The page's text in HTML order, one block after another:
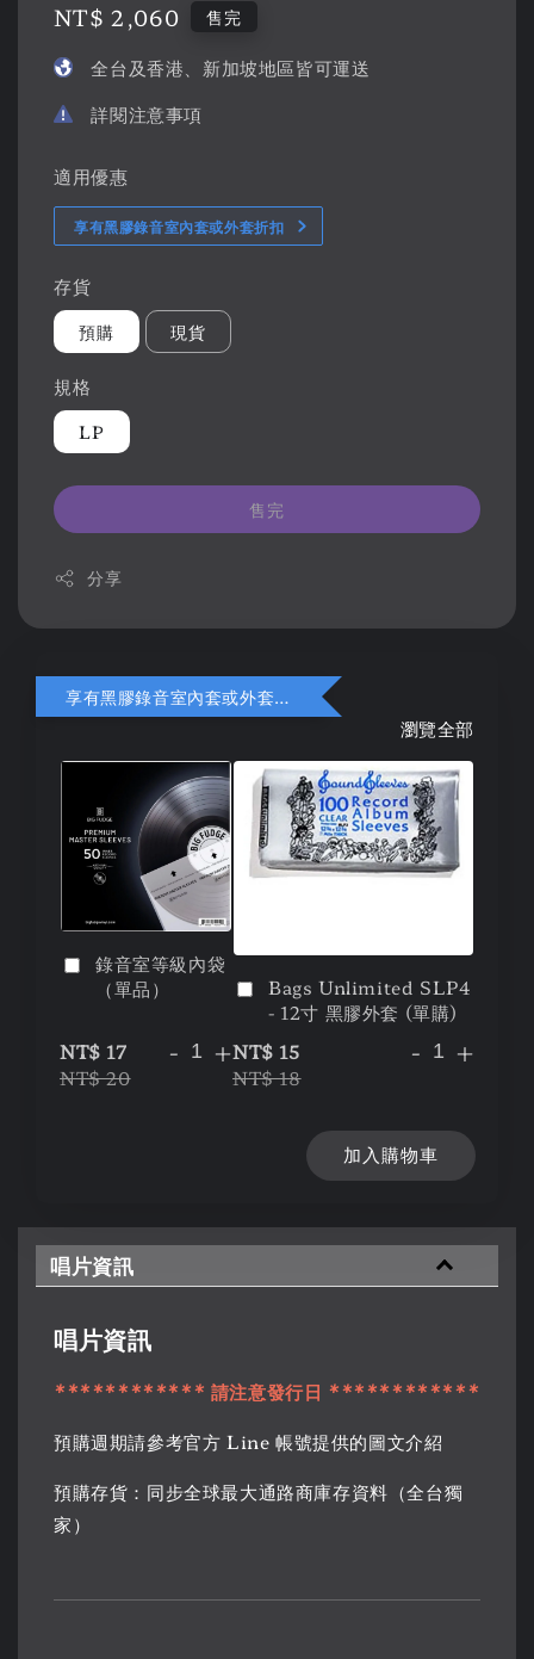
Regular
NT$ 2,060 售完
全台及香港、新加坡地區皆可運送
詳閱注意事項
適用優惠
享有黑膠錄音室內套或外套折扣
存貨
預購 現貨
規格
LP
售完
分享
享有黑膠錄音室內套或外套折扣
瀏覽全部
錄音室等級內袋
（單品）
NT$ 17
NT$ 20
- +
Bags Unlimited SLP4
- 12寸 黑膠外套 (單購)
NT$ 15
NT$ 18
- +
加入購物車
唱片資訊
唱片資訊
************ 請注意發行日 ************
預購週期請參考官方 Line 帳號提供的圖文介紹
預購存貨：同步全球最大通路商庫存資料（全台獨
家）